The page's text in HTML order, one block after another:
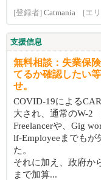
[登録者] Catmania [エ
支援信息
無料相談：失業保
てるか確認したい
せ。
COVID-19による
大され、通常のW-2
Freelancerや、Gig
lf-Employeeまでもが
た。
それに加え、政府か
まで加算...